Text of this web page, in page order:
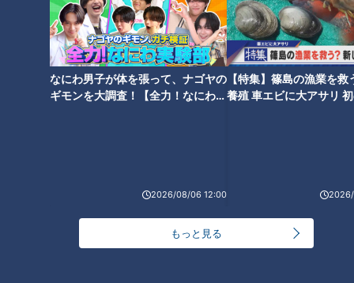
なにわ男子が体を張って、ナゴヤの
ギモンを大調査！【全力！なにわ実
2026/08/06 12:00
【特集】篠島の漁業を救
養殖 車エビに大アサリ
もっと見る
です。毒餌の誘因効果は大体、半径50センチ程度なので、遠
くからゴキブリをどんどん引き寄せることはないそうです。